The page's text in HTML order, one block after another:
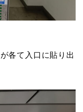
各て入口に貼り出